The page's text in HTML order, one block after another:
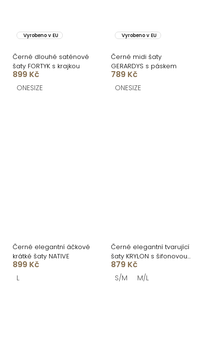
Vyrobeno v EU
Černé dlouhé saténové
šaty FORTYK s krajkou
899 Kč
ONESIZE
Vyrobeno v EU
Černé midi šaty
GERARDYS s páskem
789 Kč
ONESIZE
Černé elegantní áčkové
krátké šaty NATIVE
899 Kč
L
Černé elegantní tvarující
šaty KRYLON s šifonovou
sukní
879 Kč
S/M M/L